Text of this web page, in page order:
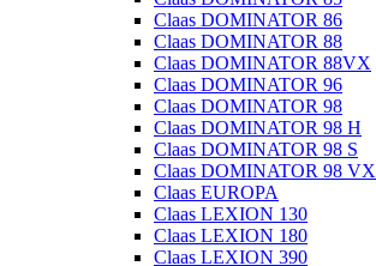
Claas DOMINATOR 86
Claas DOMINATOR 88
Claas DOMINATOR 88VX
Claas DOMINATOR 96
Claas DOMINATOR 98
Claas DOMINATOR 98 H
Claas DOMINATOR 98 S
Claas DOMINATOR 98 VX
Claas EUROPA
Claas LEXION 130
Claas LEXION 180
Claas LEXION 390